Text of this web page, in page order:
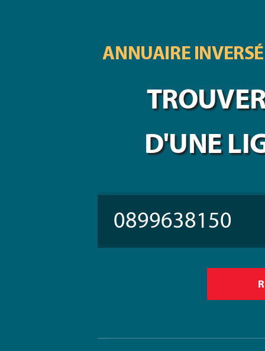
ANNUAIRE
D'UNE